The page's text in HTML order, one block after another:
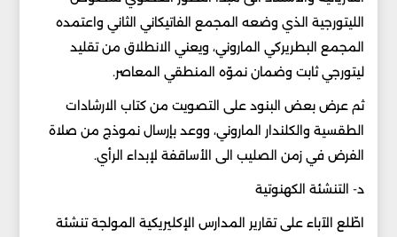
الليتورجية الذي وضعه المجمع الفاتيكاني الثاني واعتمده
المجمع البطريركي الماروني، ويعني الانطلاق من تقليد
ليتورجي ثابت وضمان نموّه المنطقي المعاصر.
ثم عرض بعض البنود على التصويت من كتاب الارشادات
الطقسية والكلندار الماروني، ووعد بإرسال نموذج من صلاة
الفرض في زمن الصليب الى الأساقفة لإبداء الرأي.
د- التنشئة الكهنوتية
اطّلع الآباء على تقارير المدارس الإكليريكية المولجة تنشئة